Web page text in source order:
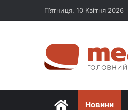
П’ятниця, 10 Квітня 2026
ГоловнаНовини